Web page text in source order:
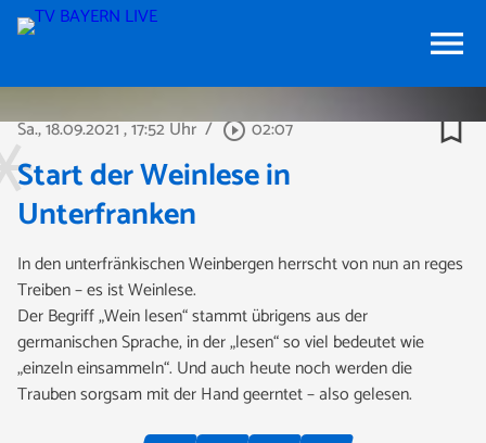
menu
Sa., 18.09.2021, 17:52 Uhr / play_circle_outline02:07 bookmark_border
Start der Weinlese in
Unterfranken
In den unterfränkischen Weinbergen herrscht von nun an reges
Treiben – es ist Weinlese.
Der Begriff „Wein lesen“ stammt übrigens aus der
germanischen Sprache, in der „lesen“ so viel bedeutet wie
„einzeln einsammeln“. Und auch heute noch werden die
Trauben sorgsam mit der Hand geerntet – also gelesen.